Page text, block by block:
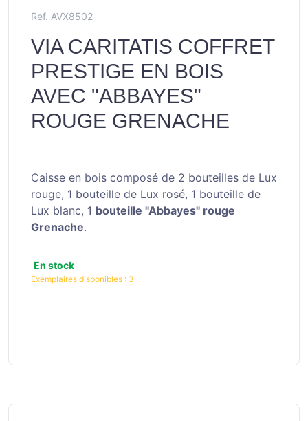
Ref. AVX8502
VIA CARITATIS COFFRET
PRESTIGE EN BOIS
AVEC "ABBAYES"
ROUGE GRENACHE
Caisse en bois composé de 2 bouteilles de Lux
rouge, 1 bouteille de Lux rosé, 1 bouteille de
Lux blanc, 1 bouteille "Abbayes" rouge
Grenache.
En stock
Exemplaires disponibles : 3